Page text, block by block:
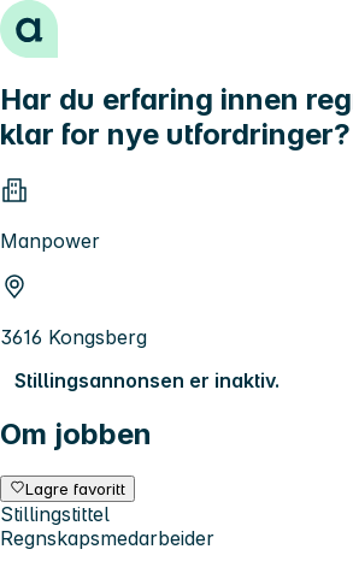
Hopp til innhold
Har du erfaring innen
klar for nye utfordringer?
Manpower
3616 Kongsberg
Stillingsannonsen er inaktiv.
Om jobben
Lagre favoritt
Stillingstittel
Regnskapsmedarbeider